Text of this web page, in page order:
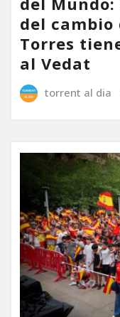
del cambio
Torres
al Vedat
torrent al dia